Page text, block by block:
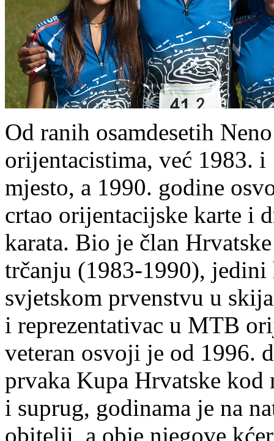
Od ranih osamdesetih
orijentacistima, već 1983.
mjesto, a 1990. godine
crtao orijentacijske karte i
karata. Bio je član
trčanju (1983-1990),
svjetskom prvenstvu u
i reprezentativac u MTB
veteran osvoji je od 1996.
prvaka Kupa Hrvatske
i suprug, godinama je na
obitelji, a obje njegove